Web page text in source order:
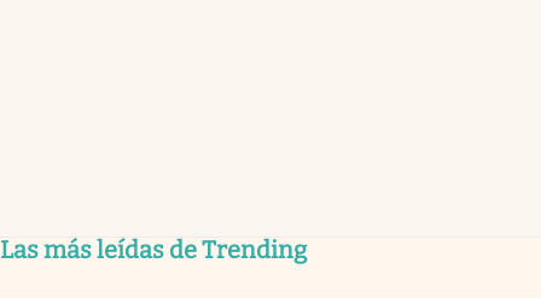
Las más leídas de Trending